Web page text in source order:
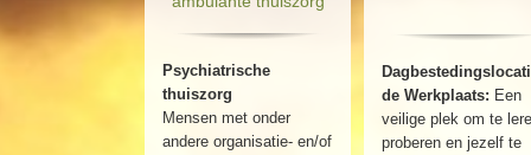
Psychiatrische
thuiszorg
Mensen met onder
andere organisatie- en/of
de Werkplaats: Een
veilige plek om te
proberen en jezelf te